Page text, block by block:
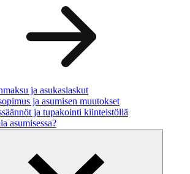
ja asukaslaskut
ja asumisen muutokset
ja tupakointi kiinteistöllä
asumisessa?